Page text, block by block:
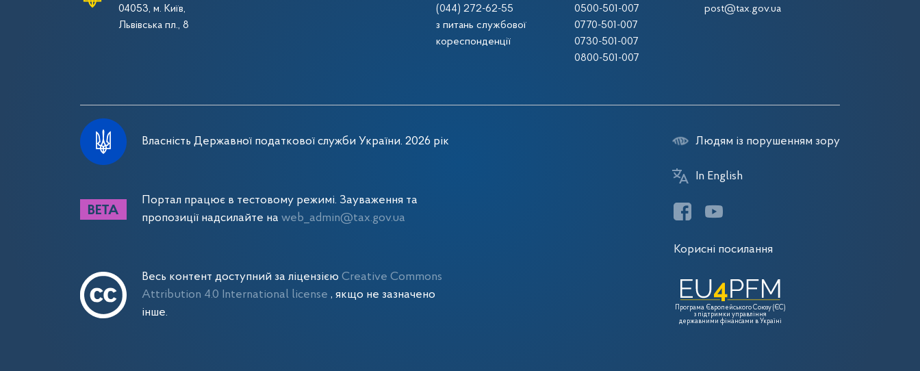
04053, м. Київ,
Львівська пл., 8
(044) 272-62-55
з питань службової
кореспонденції
0500-501-007
0770-501-007
0730-501-007
0800-501-007
post@tax.gov.ua
Власність Державної податкової служби України. 2026 рік
Портал працює в тестовому режимі. Зауваження та
пропозиції надсилайте на web_admin@tax.gov.ua
Весь контент доступний за ліцензією Creative Commons
Attribution 4.0 International license , якщо не зазначено
інше.
Людям із порушенням зору
In English
Корисні посилання
Програма Європейського Союзу (ЄС)
з підтримки управління
державними фінансами в Україні